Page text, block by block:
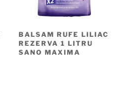
BALSAM RUFE LILIAC
REZERVA 1 LITRU
SANO MAXIMA